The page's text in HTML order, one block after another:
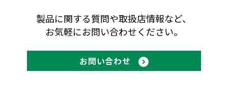
製品に関する質問や取扱店情報など、
お気軽にお問い合わせください。
お問い合わせ